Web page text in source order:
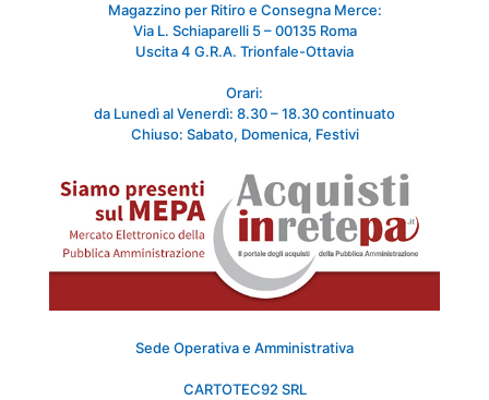
Magazzino per Ritiro e Consegna Merce:
Via L. Schiaparelli 5 – 00135 Roma
Uscita 4 G.R.A. Trionfale-Ottavia
Orari:
da Lunedì al Venerdì: 8.30 – 18.30 continuato
Chiuso: Sabato, Domenica, Festivi
Sede Operativa e Amministrativa
CARTOTEC92 SRL